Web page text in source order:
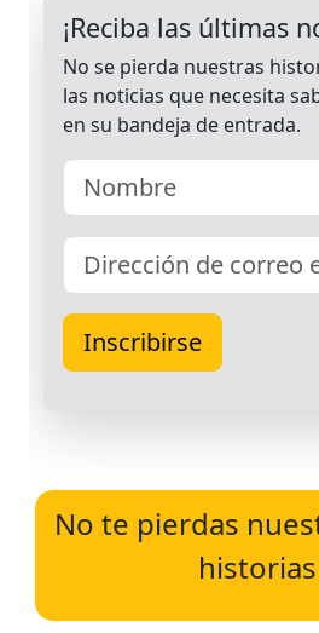
No te pierdas
historias